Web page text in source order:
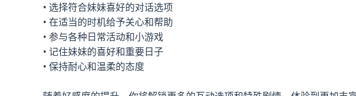
• 选择符合妹妹喜好的对话选项
• 在适当的时机给予关心和帮助
• 参与各种日常活动和小游戏
• 记住妹妹的喜好和重要日子
• 保持耐心和温柔的态度